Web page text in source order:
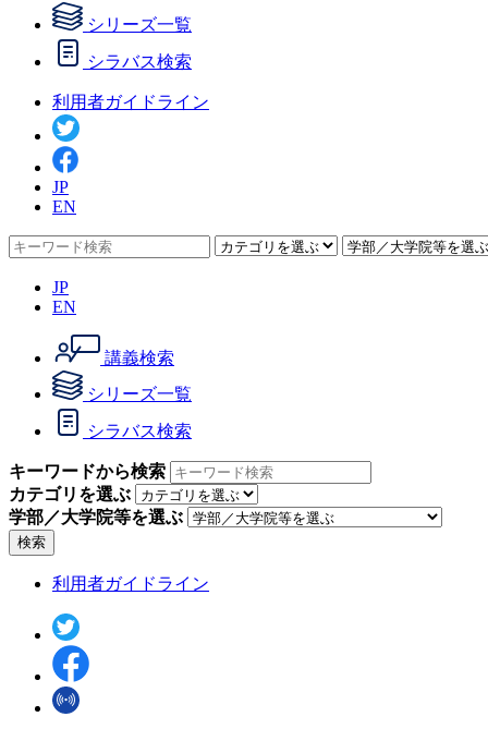
シリーズ一覧
シラバス検索
利用者ガイドライン
JP
EN
JP
EN
講義検索
シリーズ一覧
シラバス検索
キーワードから検索
カテゴリを選ぶ
学部／大学院等を選ぶ
検索
利用者ガイドライン